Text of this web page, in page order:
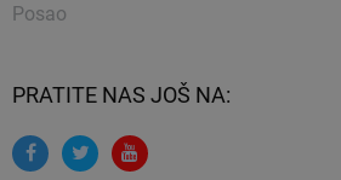
Posao
PRATITE NAS JOŠ NA: